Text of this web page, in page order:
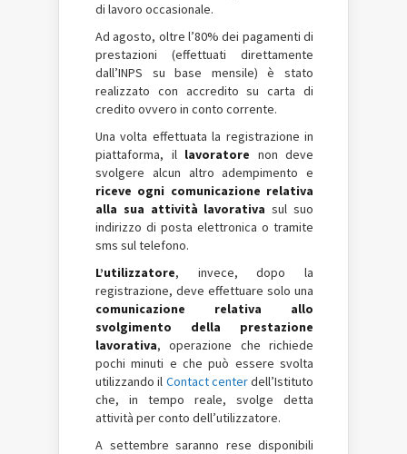
di lavoro occasionale.
Ad agosto, oltre l’80% dei pagamenti di
prestazioni (effettuati direttamente
dall’INPS su base mensile) è stato
realizzato con accredito su carta di
credito ovvero in conto corrente.
Una volta effettuata la registrazione in
piattaforma, il lavoratore non deve
svolgere alcun altro adempimento e
riceve ogni comunicazione relativa
alla sua attività lavorativa sul suo
indirizzo di posta elettronica o tramite
sms sul telefono.
L’utilizzatore, invece, dopo la
registrazione, deve effettuare solo una
comunicazione relativa allo
svolgimento della prestazione
lavorativa, operazione che richiede
pochi minuti e che può essere svolta
utilizzando il Contact centerdell’Istituto
che, in tempo reale, svolge detta
attività per conto dell’utilizzatore.
A settembre saranno rese disponibili